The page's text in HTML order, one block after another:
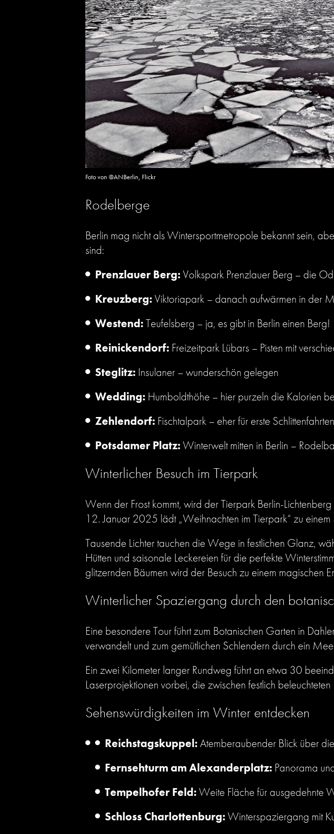
Foto von @ANBerlin, Flickr
Rodelberge
Berlin mag nicht als Wintersportmetropole bekannt sein,
sind:
Prenzlauer Berg:Volkspark Prenzlauer Berg – die
Kreuzberg:Viktoriapark – danach aufwärmen in der
Westend:Teufelsberg – ja, es gibt in Berlin einen Berg!
Reinickendorf: Freizeitpark Lübars – Pisten mit
Steglitz: Insulaner – wunderschön gelegen
Wedding: Humboldthöhe – hier purzeln die Kalorien
Zehlendorf: Fischtalpark – eher für erste
Potsdamer Platz:Winterwelt mitten in Berlin –
Winterlicher Besuch im Tierpark
Wenn der Frost kommt, wird der Tierpark Berlin-
12. Januar 2025 lädt „Weihnachten im Tierpark“ zu
Tausende Lichter tauchen die Wege in festlichen Glanz,
Hütten und saisonale Leckereien für die perfekte
glitzernden Bäumen wird der Besuch zu einem magischen
Winterlicher Spaziergang durch den
Eine besondere Tour führt zum Botanischen Garten in
verwandelt und zum gemütlichen Schlendern durch ein
Ein zwei Kilometer langer Rundweg führt an etwa 30
Laserprojektionen vorbei, die zwischen festlich
Sehenswürdigkeiten im Winter entdecken
Reichstagskuppel:Atemberaubender Blick über
Fernsehturm am Alexanderplatz: Panorama
Tempelhofer Feld:Weite Fläche für ausgedehnte
Schloss Charlottenburg:Winterspaziergang mit